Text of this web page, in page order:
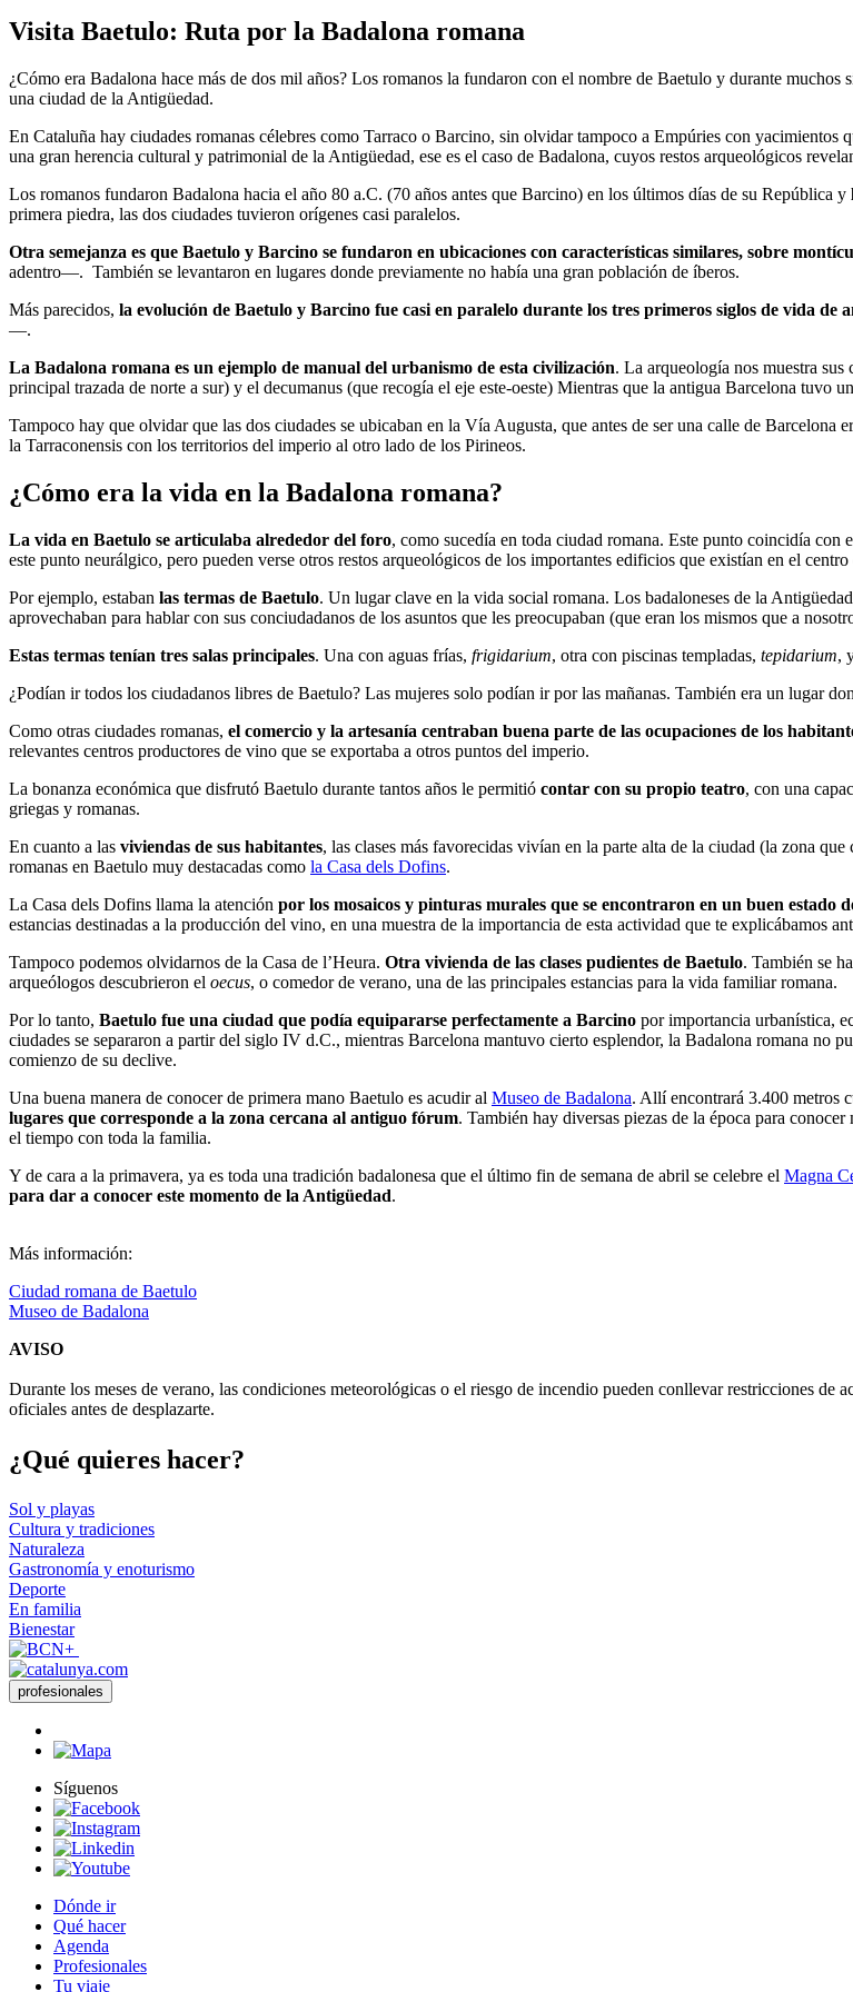
Visita Baetulo: Ruta por la Badalona romana
¿Cómo era Badalona hace más de dos mil años? Los romanos la fundaron con el nombre de Baetulo y durante
una ciudad de la Antigüedad.
En Cataluña hay ciudades romanas célebres como Tarraco o Barcino, sin olvidar tampoco a Empúries con yacimientos
una gran herencia cultural y patrimonial de la Antigüedad, ese es el caso de Badalona, cuyos restos arqueológicos
Los romanos fundaron Badalona hacia el año 80 a.C. (70 años antes que Barcino) en los últimos días de su República y
primera piedra, las dos ciudades tuvieron orígenes casi paralelos.
Otra semejanza es que Baetulo y Barcino se fundaron en ubicaciones con características similares, sobre
adentro—. También se levantaron en lugares donde previamente no había una gran población de íberos.
Más parecidos, la evolución de Baetulo y Barcino fue casi en paralelo durante los tres primeros siglos de vida de
—.
La Badalona romana es un ejemplo de manual del urbanismo de esta civilización. La arqueología nos muestra sus
principal trazada de norte a sur) y el decumanus (que recogía el eje este-oeste) Mientras que la antigua Barcelona tuvo
Tampoco hay que olvidar que las dos ciudades se ubicaban en la Vía Augusta, que antes de ser una calle de Barcelona
la Tarraconensis con los territorios del imperio al otro lado de los Pirineos.
¿Cómo era la vida en la Badalona romana?
La vida en Baetulo se articulaba alrededor del foro, como sucedía en toda ciudad romana. Este punto coincidía con
este punto neurálgico, pero pueden verse otros restos arqueológicos de los importantes edificios que existían en el
Por ejemplo, estaban las termas de Baetulo. Un lugar clave en la vida social romana. Los badaloneses de la
aprovechaban para hablar con sus conciudadanos de los asuntos que les preocupaban (que eran los mismos que a
Estas termas tenían tres salas principales. Una con aguas frías, frigidarium, otra con piscinas templadas, tepidarium,
¿Podían ir todos los ciudadanos libres de Baetulo? Las mujeres solo podían ir por las mañanas. También era un lugar
Como otras ciudades romanas, el comercio y la artesanía centraban buena parte de las ocupaciones de los
relevantes centros productores de vino que se exportaba a otros puntos del imperio.
La bonanza económica que disfrutó Baetulo durante tantos años le permitió contar con su propio teatro, con una
griegas y romanas.
En cuanto a las viviendas de sus habitantes, las clases más favorecidas vivían en la parte alta de la ciudad (la zona
romanas en Baetulo muy destacadas como la Casa dels Dofins.
La Casa dels Dofins llama la atención por los mosaicos y pinturas murales que se encontraron en un buen estado
estancias destinadas a la producción del vino, en una muestra de la importancia de esta actividad que te explicábamos
Tampoco podemos olvidarnos de la Casa de l’Heura. Otra vivienda de las clases pudientes de Baetulo. También se
arqueólogos descubrieron el oecus, o comedor de verano, una de las principales estancias para la vida familiar romana.
Por lo tanto, Baetulo fue una ciudad que podía equipararse perfectamente a Barcino por importancia urbanística,
ciudades se separaron a partir del siglo IV d.C., mientras Barcelona mantuvo cierto esplendor, la Badalona romana no
comienzo de su declive.
Una buena manera de conocer de primera mano Baetulo es acudir al Museo de Badalona. Allí encontrará 3.400 metros
lugares que corresponde a la zona cercana al antiguo fórum. También hay diversas piezas de la época para
el tiempo con toda la familia.
Y de cara a la primavera, ya es toda una tradición badalonesa que el último fin de semana de abril se celebre el Magna
para dar a conocer este momento de la Antigüedad.
Más información:
Ciudad romana de Baetulo
Museo de Badalona
AVISO
Durante los meses de verano, las condiciones meteorológicas o el riesgo de incendio pueden conllevar restricciones de
oficiales antes de desplazarte.
¿Qué quieres hacer?
Sol y playas
Cultura y tradiciones
Naturaleza
Gastronomía y enoturismo
Deporte
En familia
Bienestar
profesionales
Síguenos
Dónde ir
Qué hacer
Agenda
Profesionales
Tu viaje